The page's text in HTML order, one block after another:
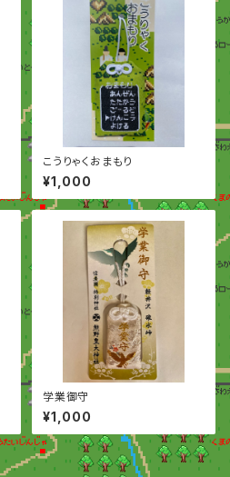
こうりゃくおまもり
¥1,000
学業御守
¥1,000